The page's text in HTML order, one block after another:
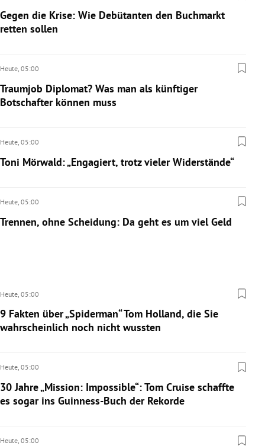
Gegen die Krise: Wie Debütanten den Buchmarkt
retten sollen
Heute, 05:00
Traumjob Diplomat? Was man als künftiger
Botschafter können muss
Heute, 05:00
Toni Mörwald: „Engagiert, trotz vieler Widerstände“
Heute, 05:00
Trennen, ohne Scheidung: Da geht es um viel Geld
Heute, 05:00
9 Fakten über „Spiderman“ Tom Holland, die Sie
wahrscheinlich noch nicht wussten
Heute, 05:00
30 Jahre „Mission: Impossible“: Tom Cruise schaffte
es sogar ins Guinness-Buch der Rekorde
Heute, 05:00